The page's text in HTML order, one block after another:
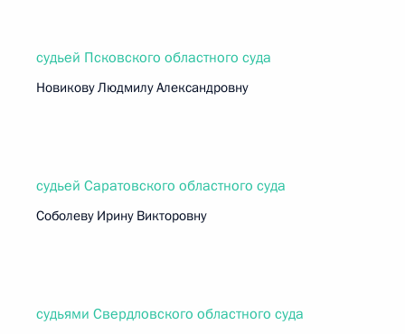
судьей Псковского областного суда
Новикову Людмилу Александровну
судьей Саратовского областного суда
Соболеву Ирину Викторовну
судьями Свердловского областного суда